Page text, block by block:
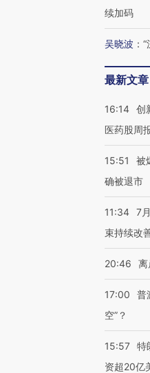
续加码
吴晓波 ：
最新文章
16:14 创
医药股周
15:51
被
确被退市
11:34 7
束持续改
20:46 离
17:00
普
空”？
15:57 特
资超20亿